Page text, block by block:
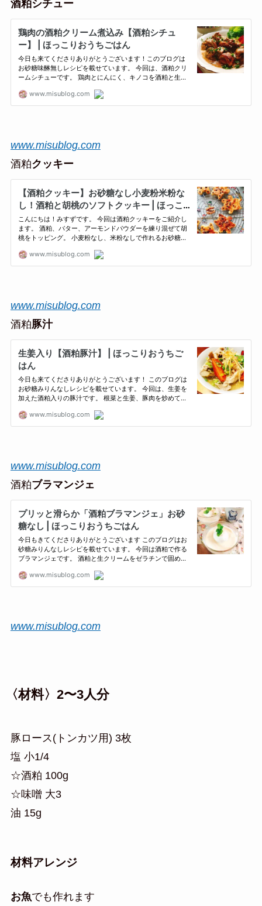
酒粕シチュー
www.misublog.com
酒粕クッキー
www.misublog.com
酒粕豚汁
www.misublog.com
酒粕ブラマンジェ
www.misublog.com
〈材料〉2〜3人分
豚ロース(トンカツ用) 3枚
塩 小1/4
☆酒粕 100g
☆味噌 大3
油 15g
材料アレンジ
お魚でも作れます